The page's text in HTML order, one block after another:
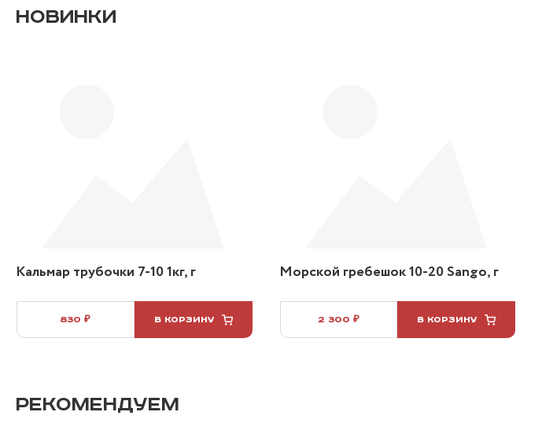
НОВИНКИ
Кальмар трубочки 7-10 1кг, г
830 ₽ В КОРЗИНУ
Морской гребешок 10-20 Sango, г
2 300 ₽ В КОРЗИНУ
РЕКОМЕНДУЕМ